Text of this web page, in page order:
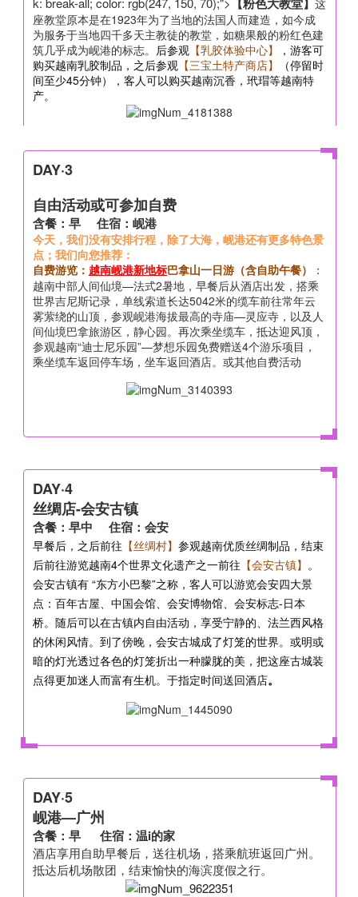
这
座教堂原本是在1923年为了当地的法国人而建造，如今成
为服务于当地四千多天主教徒的教堂，如糖果般的粉红色建
筑几乎成为岘港的标志。 后参观【乳胶体验中心】
，游客可
购买越南乳胶制品，之后参观【三宝土特产商店】
（停留时
间至少45分钟），客人可以购买越南沉香，玳瑁等越南特
产。
DAY·3
自由活动或可参加自费
含餐：早 住宿：岘港
今天，我们没有安排行程，除了大海，岘港还有更多特色景
点；我们向您推荐：
自费游览： 越南岘港新地标巴拿山一日游（含自助午餐）
：
越南中部人间仙境—法式2暑地，早餐后从酒店出发，搭乘
世界吉尼斯记录，单线索道长达5042米的缆车前往常年云
雾萦绕的山顶，参观岘港海拔最高的寺庙—灵应寺，以及人
间仙境巴拿旅游区，静心园。再次乘坐缆车，抵达迎风顶，
参观越南“迪士尼乐园”—梦想乐园免费赠送4个游乐项目，
乘坐缆车返回停车场，坐车返回酒店。或其他自费活动
DAY·4
丝绸店-会安古镇
含餐：早中 住宿：会安
早餐后，之后前往 【丝绸村】 参观越南优质丝绸制品，结束
后前往游览越南4个世界文化遗产之一前往 【会安古镇】 。
会安古镇有 “东方小巴黎”之称，客人可以游览会安四大景
点：百年古屋、中国会馆、会安博物馆、会安标志-日本
桥。随后可以在古镇内自由活动，享受宁静的、法兰西风格
的休闲风情。到了傍晚，会安古城成了灯笼的世界。或明或
暗的灯光透过各色的灯笼折出一种朦胧的美，把这座古城装
点得更加迷人而富有生机。于指定时间送回酒店。
DAY·5
岘港—广州
含餐：早 住宿：温i的家
酒店享用自助早餐后， 送往机场，搭乘航班返回广州。
抵达后机场散团，结束愉快的海滨度假之行。